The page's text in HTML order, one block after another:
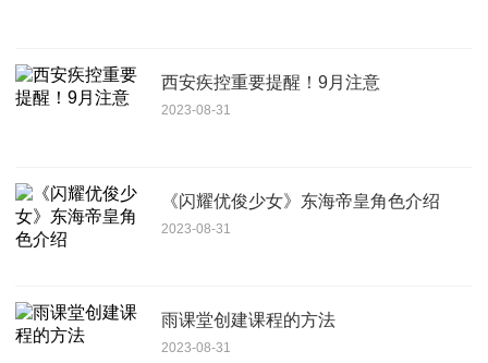
西安疾控重要提醒！9月注意
2023-08-31
《闪耀优俊少女》东海帝皇角色介绍
2023-08-31
雨课堂创建课程的方法
2023-08-31